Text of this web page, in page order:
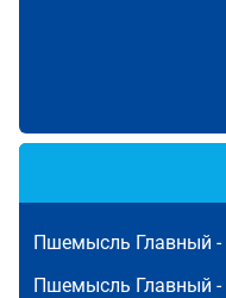
Пшемысль Главный -
Пшемысль Главный -